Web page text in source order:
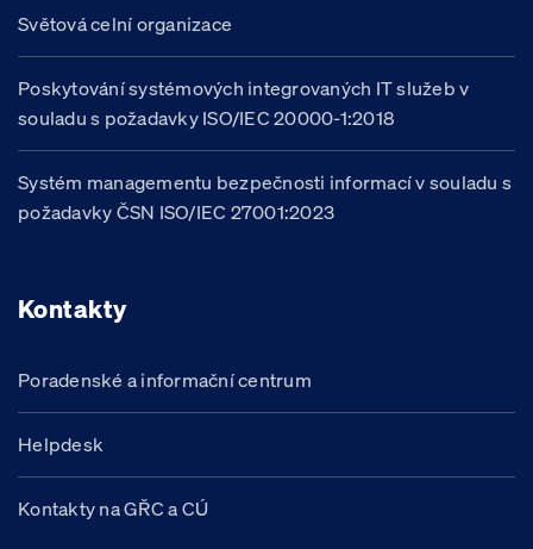
Světová celní organizace
Poskytování systémových integrovaných IT služeb v
souladu s požadavky ISO/IEC 20000-1:2018
Systém managementu bezpečnosti informací v souladu s
požadavky ČSN ISO/IEC 27001:2023
Kontakty
Poradenské a informační centrum
Helpdesk
Kontakty na GŘC a CÚ